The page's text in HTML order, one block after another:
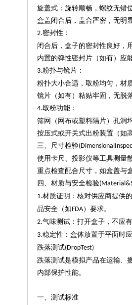
旋盖式：旋转顺畅，螺纹无错
盒盖闭合后，盖合严密，无明
2.密封性：
闭合后，盒子的密封性良好，
内置的弹性密封片（如有）应
3.粉扑与镜片：
粉扑大小合适，取粉均匀，材
镜片（如有）粘贴牢固，无脱
4.取粉功能：
筛网（网布或塑料隔片）孔洞
按压式或开关式出粉装置（如
三、尺寸检验
使用卡尺、投影仪等工具测量
重点检查配合尺寸，如盒盖与
四、材质与安全检验
1.材质证明：核对供应商提供
品安全（如FDA）要求。
2.气味测试：打开盒子，不应
3.稳定性：盒体放置于平面时
跌落测试(DropTest)
跌落测试是模拟产品在运输、
内部保护性能。
一、测试标准